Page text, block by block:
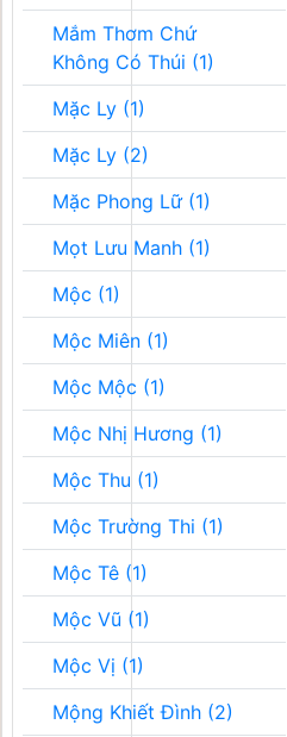
Mắm Thơm Chứ
Không Có Thúi (1)
Mặc Ly (1)
Mặc Ly (2)
Mặc Phong Lữ (1)
Mọt Lưu Manh (1)
Mộc (1)
Mộc Miên (1)
Mộc Mộc (1)
Mộc Nhị Hương (1)
Mộc Thu (1)
Mộc Trường Thi (1)
Mộc Tê (1)
Mộc Vũ (1)
Mộc Vị (1)
Mộng Khiết Đình (2)